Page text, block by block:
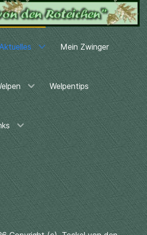
Mein Zwinger
Welpentips